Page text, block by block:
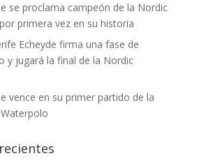
se proclama campeón de la Nordic
primera vez en su historia
Echeyde firma una fase de
y jugará la final de la Nordic
vence en su primer partido de la